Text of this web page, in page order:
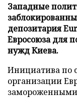
Западные
депозитария
Евросоюза для
нужд Киева.
Инициатива по
организации